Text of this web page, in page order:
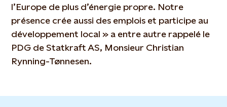
l’Europe de plus d’énergie propre. Notre
présence crée aussi des emplois et participe au
développement local » a entre autre rappelé le
PDG de Statkraft AS, Monsieur Christian
Rynning-Tønnesen.